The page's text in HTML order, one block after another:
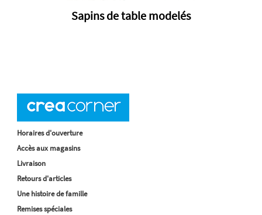
Sapins de table modelés
Horaires d'ouverture
Accès aux magasins
Livraison
Retours d'articles
Une histoire de famille
Remises spéciales